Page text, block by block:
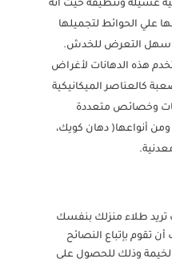
غسيلة وتنظيفه حيث أنه
علي الحوائط لتجميلها
سهل التعرض للخدش.
هذه الدهانات لأغراض
كالعناصر الميكانيكية
وخصائص متعددة
ومن أنواعها( دهان كويك،
تريد طلاء منزلك بنفسك
تقوم بإتباع النصائح
وذلك للحصول على